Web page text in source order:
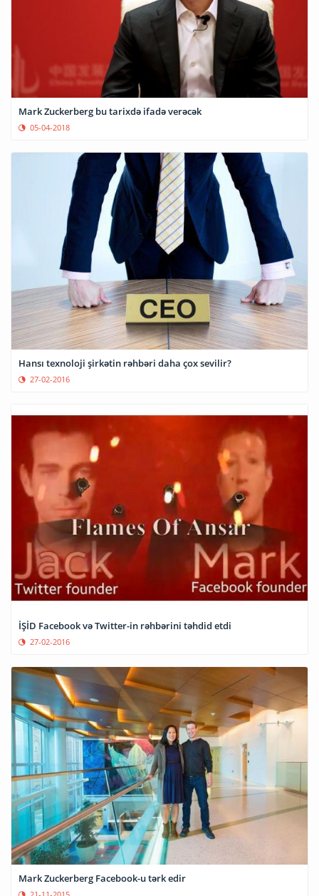
Mark Zuckerberg bu tarixdə ifadə verəcək
05-04-2018
Hansı texnoloji şirkətin rəhbəri daha çox sevilir?
27-02-2016
İŞİD Facebook və Twitter-in rəhbərini təhdid etdi
27-02-2016
Mark Zuckerberg Facebook-u tərk edir